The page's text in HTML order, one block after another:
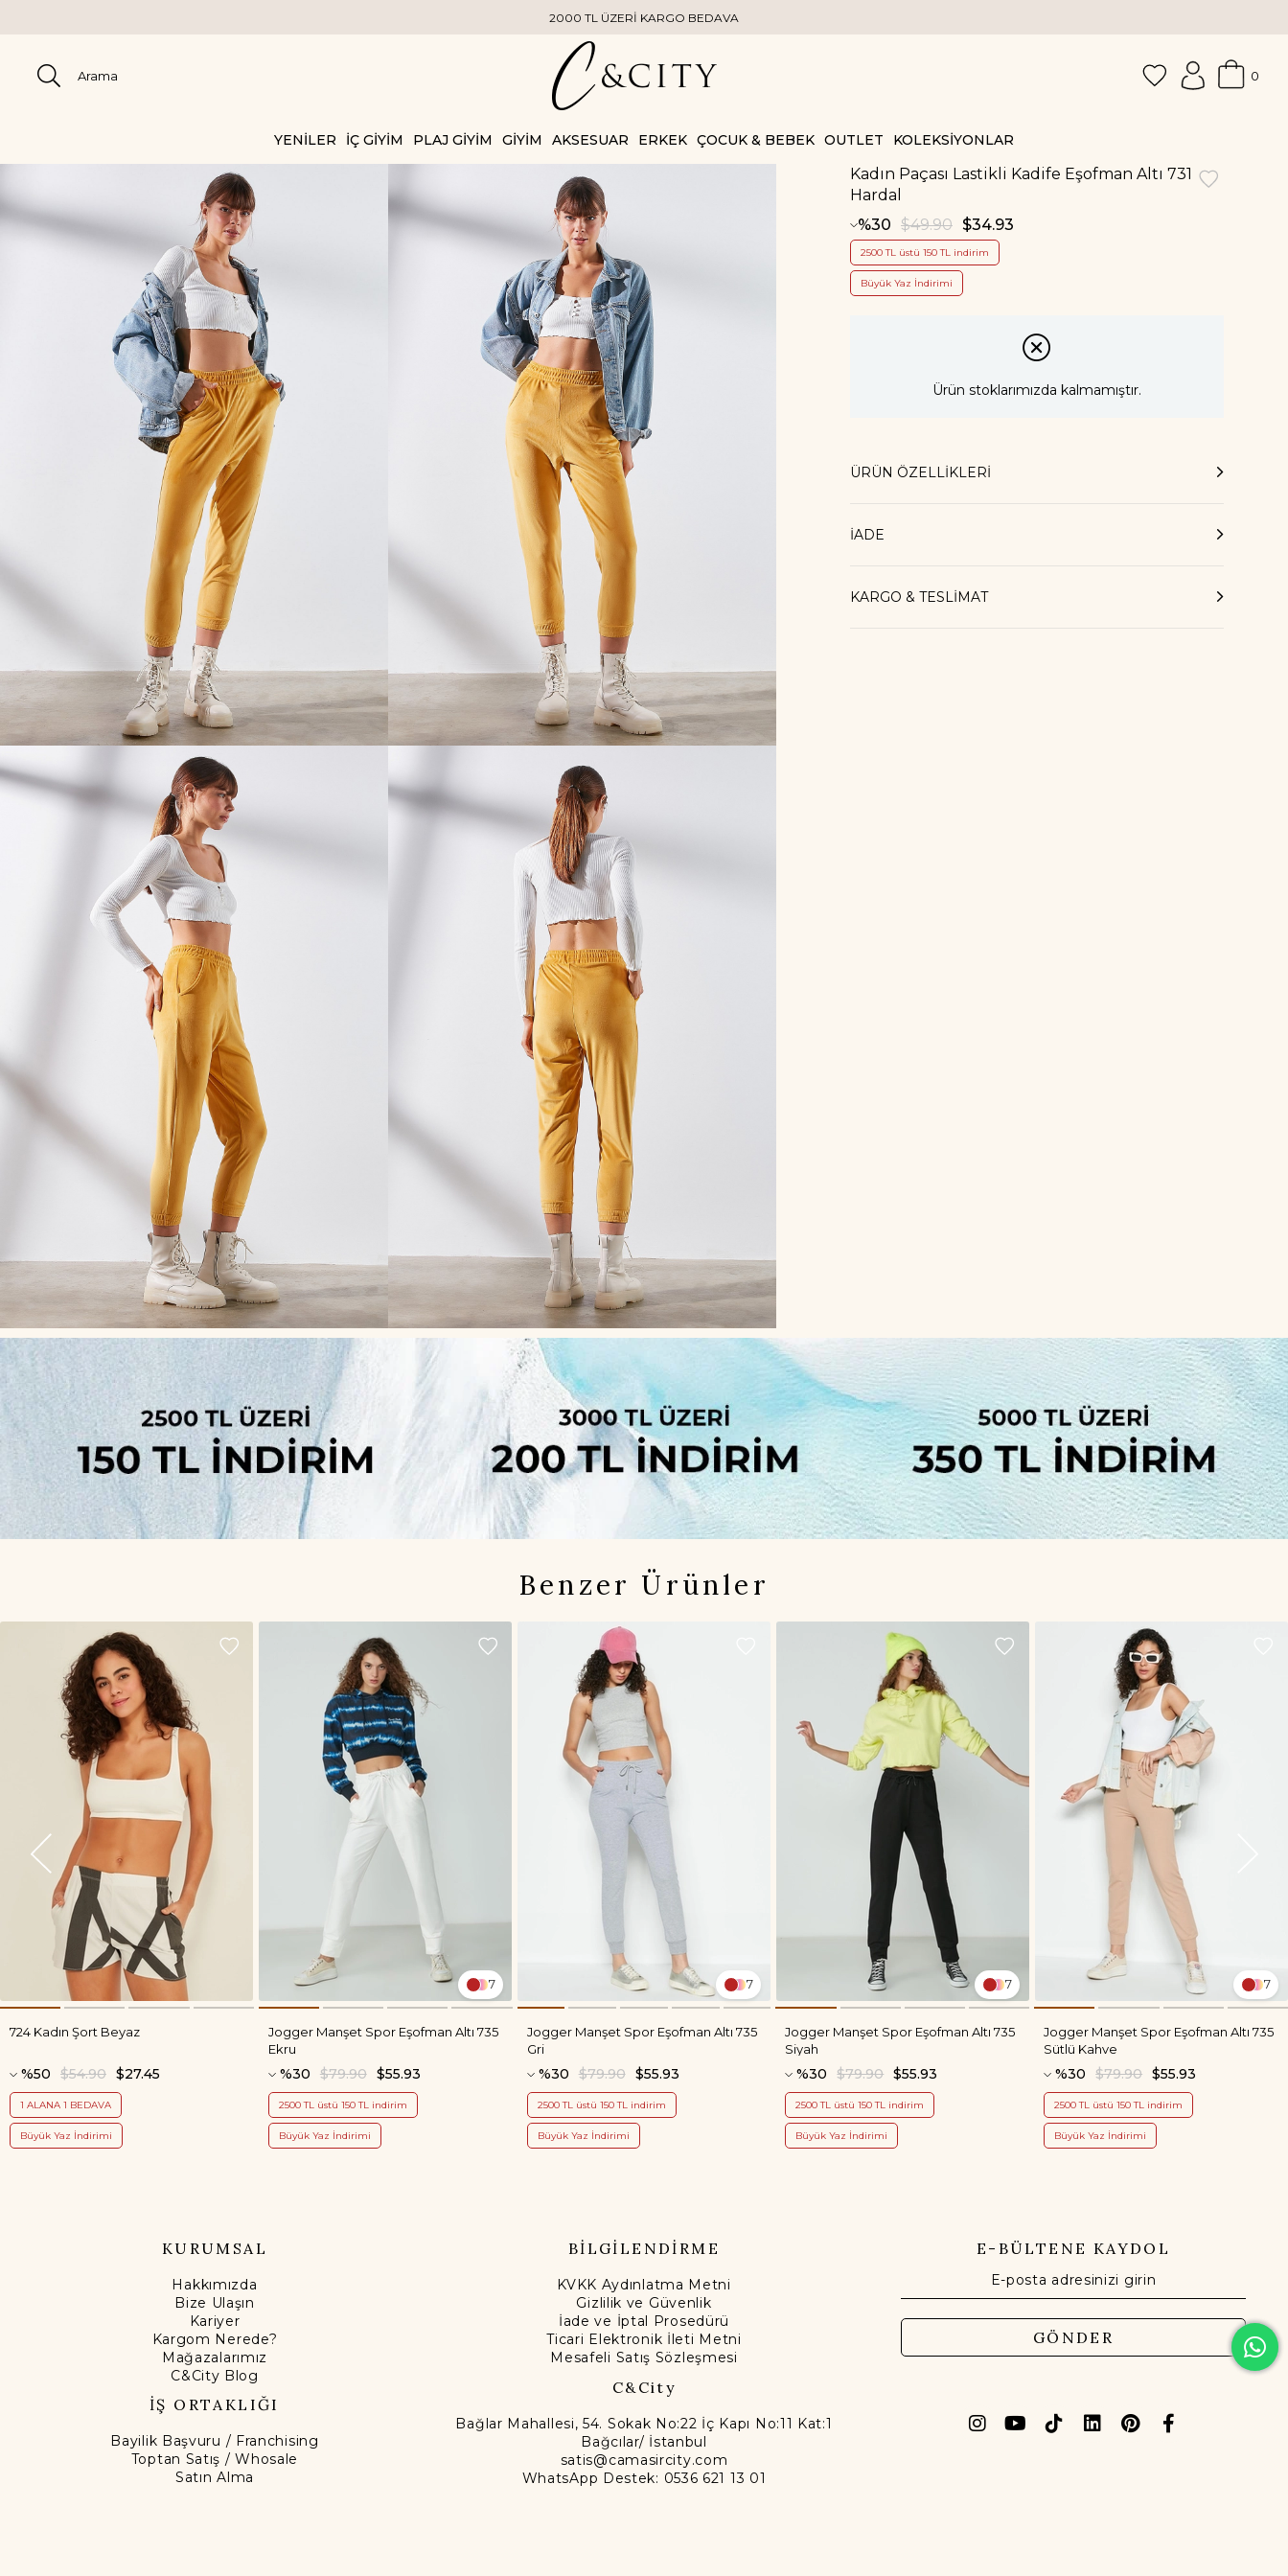
2000 TL ÜZERİ KARGO BEDAVA
0
YENİLER İÇ GİYİM PLAJ GİYİM GİYİM AKSESUAR ERKEK ÇOCUK & BEBEK OUTLET KOLEKSİYONLAR
Kadın Paçası Lastikli Kadife Eşofman Altı 731
Hardal
30 $49.90 $34.93
2500 TL üstü 150 TL indirim
Büyük Yaz İndirimi
Ürün stoklarımızda kalmamıştır.
ÜRÜN ÖZELLIKLERI
İADE
KARGO & TESLİMAT
Benzer Ürünler
724 Kadın Şort Beyaz
%50 $27.45
$54.90
1 ALANA 1 BEDAVA
Büyük Yaz İndirimi
7
Jogger Manşet Spor Eşofman Altı 735
Ekru
%30 $55.93
$79.90
2500 TL üstü 150 TL indirim
Büyük Yaz İndirimi
7
Jogger Manşet Spor Eşofman Altı 735
Gri
%30 $55.93
$79.90
2500 TL üstü 150 TL indirim
Büyük Yaz İndirimi
7
Jogger Manşet Spor Eşofman Altı 735
Siyah
%30 $55.93
$79.90
2500 TL üstü 150 TL indirim
Büyük Yaz İndirimi
7
Jogger Manşet Spor Eşofman Altı 735
Sütlü Kahve
%30 $55.93
$79.90
2500 TL üstü 150 TL indirim
Büyük Yaz İndirimi
KURUMSAL
Hakkımızda
Bize Ulaşın
Kariyer
Kargom Nerede?
Mağazalarımız
C&City Blog
İŞ ORTAKLIĞI
Bayilik Başvuru / Franchising
Toptan Satış / Whosale
Satın Alma
BİLGİLENDİRME
KVKK Aydınlatma Metni
Gizlilik ve Güvenlik
İade ve İptal Prosedürü
Ticari Elektronik İleti Metni
Mesafeli Satış Sözleşmesi
C&City
Bağlar Mahallesi, 54. Sokak No:22 İç Kapı No:11 Kat:1
Bağcılar/ İstanbul
satis@camasircity.com
WhatsApp Destek: 0536 621 13 01
E-BÜLTENE KAYDOL
GÖNDER